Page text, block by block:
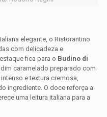
elegante, o Ristorantino
com delicadeza e
fica para o Budino di
caramelado preparado com
e textura cremosa,
ingrediente. O doce reforça a
uma leitura italiana para a